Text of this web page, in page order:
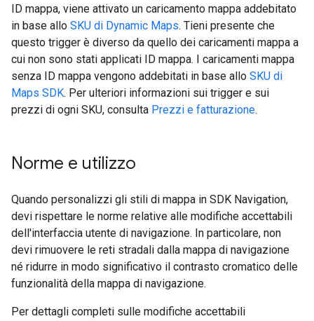
ID mappa, viene attivato un caricamento mappa addebitato
in base allo SKU di Dynamic Maps. Tieni presente che
questo trigger è diverso da quello dei caricamenti mappa a
cui non sono stati applicati ID mappa. I caricamenti mappa
senza ID mappa vengono addebitati in base allo SKU di
Maps SDK. Per ulteriori informazioni sui trigger e sui
prezzi di ogni SKU, consulta Prezzi e fatturazione.
Norme e utilizzo
Quando personalizzi gli stili di mappa in SDK Navigation,
devi rispettare le norme relative alle modifiche accettabili
dell'interfaccia utente di navigazione. In particolare, non
devi rimuovere le reti stradali dalla mappa di navigazione
né ridurre in modo significativo il contrasto cromatico delle
funzionalità della mappa di navigazione.
Per dettagli completi sulle modifiche accettabili